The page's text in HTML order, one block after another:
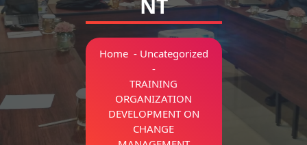
NT
Home- Uncategorized
-
TRAINING
ORGANIZATION
DEVELOPMENT ON
CHANGE